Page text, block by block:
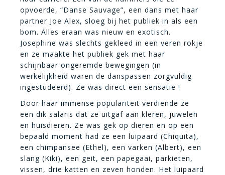
opvoerde, “Danse Sauvage”, een dans met haar
partner Joe Alex, sloeg bij het publiek in als een
bom. Alles eraan was nieuw en exotisch.
Josephine was slechts gekleed in een veren rokje
en ze maakte het publiek gek met haar
schijnbaar ongeremde bewegingen (in
werkelijkheid waren de danspassen zorgvuldig
ingestudeerd). Ze was direct een sensatie !
Door haar immense populariteit verdiende ze
een dik salaris dat ze uitgaf aan kleren, juwelen
en huisdieren. Ze was gek op dieren en op een
bepaald moment had ze een luipaard (Chiquita),
een chimpansee (Ethel), een varken (Albert), een
slang (Kiki), een geit, een papegaai, parkieten,
vissen, drie katten en zeven honden. Het luipaard